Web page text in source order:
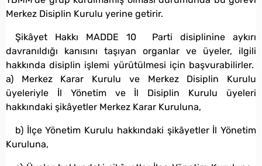
Merkez Disiplin Kurulu yerine getirir.
Şikâyet Hakkı MADDE 10 Parti disiplinine aykırı
davranıldığı kanısını taşıyan organlar ve üyeler, ilgili
hakkında disiplin işlemi yürütülmesi için başvurabilirler.
a) Merkez Karar Kurulu ve Merkez Disiplin Kurulu
üyeleriyle İl Yönetim ve İl Disiplin Kurulu üyeleri
hakkındaki şikâyetler Merkez Karar Kuruluna,
b) İlçe Yönetim Kurulu hakkındaki şikâyetler İl Yönetim
Kuruluna,